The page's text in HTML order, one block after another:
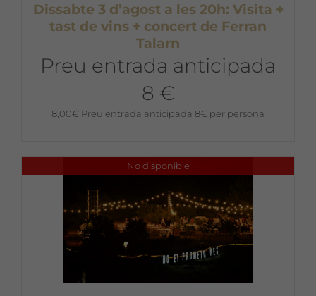
Dissabte 3 d’agost a les 20h: Visita +
tast de vins + concert de Ferran
Talarn
Preu entrada anticipada
8 €
8,00€ Preu entrada anticipada 8€ per persona
No disponible